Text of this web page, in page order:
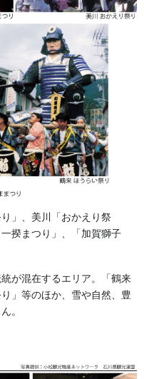
森佐
沢・森佐へお気軽にお問
い。
に笑顔を！！
金沢市問屋町2丁目85
7150)
土曜、日曜も営業。
舞・棒振り衣裳のサイ
。子供のサイズを表示し
」、美川「おかえり祭
揆まつり」、「加賀獅子
が混在するエリア。「鶴来
」等のほか、雪や自然、豊
。